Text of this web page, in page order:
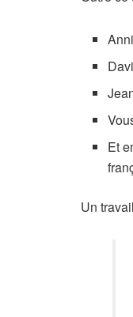
Et
Un